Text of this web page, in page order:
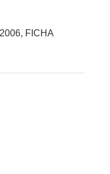
FICHA